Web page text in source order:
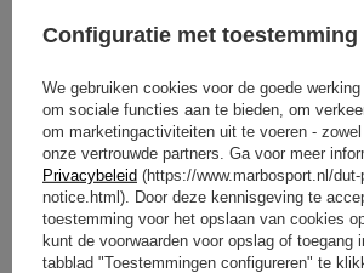
wegrollen, ideaal voor push-ups
oefeningen waarbij stabiliteit
garandeert een werkelijk gewicht
opgegeven gewicht ligt.
OM TE DOWNLOADEN
BELANGRIJKE
Configuratie met toestemming
We gebruiken cookies voor de goede werking
om sociale functies aan te bieden, om
om marketingactiviteiten uit te voeren -
onze vertrouwde partners. Ga voor meer
Privacybeleid (https://www.marbosport.nl/
notice.html). Door deze kennisgeving te
toestemming voor het opslaan van cookies
kunt de voorwaarden voor opslag of toegang
tabblad "Toestemmingen configureren" te